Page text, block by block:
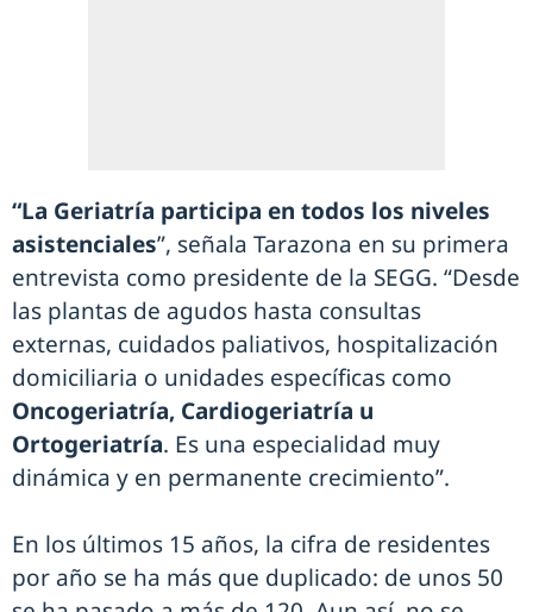
“La Geriatría participa en todos los niveles
asistenciales”, señala Tarazona en su primera
entrevista como presidente de la SEGG. “Desde
las plantas de agudos hasta consultas
externas, cuidados paliativos, hospitalización
domiciliaria o unidades específicas como
Oncogeriatría, Cardiogeriatría u
Ortogeriatría. Es una especialidad muy
dinámica y en permanente crecimiento”.
En los últimos 15 años, la cifra de residentes
por año se ha más que duplicado: de unos 50